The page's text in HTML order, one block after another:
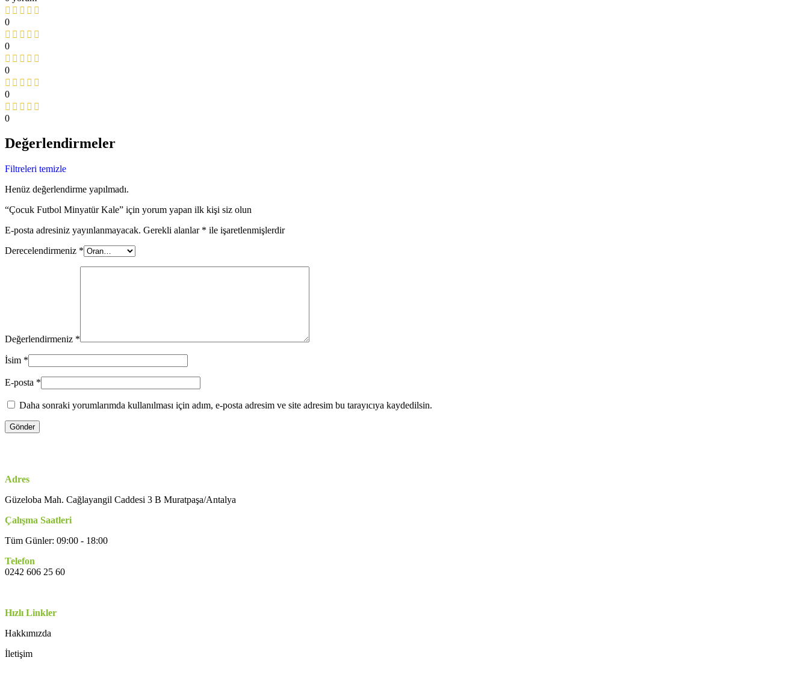
0
0
0
0
0
Değerlendirmeler
Filtreleri temizle
Henüz değerlendirme yapılmadı.
“Çocuk Futbol Minyatür Kale” için yorum yapan ilk kişi siz olun
E-posta adresiniz yayınlanmayacak. Gerekli alanlar * ile işaretlenmişlerdir
Derecelendirmeniz *
Değerlendirmeniz *
İsim *
E-posta *
Daha sonraki yorumlarımda kullanılması için adım, e-posta adresim ve site adresim bu tarayıcıya kaydedilsin.
Adres
Güzeloba Mah. Cağlayangil Caddesi 3 B Muratpaşa/Antalya
Çalışma Saatleri
Tüm Günler: 09:00 - 18:00
Telefon
0242 606 25 60
Hızlı Linkler
Hakkımızda
İletişim